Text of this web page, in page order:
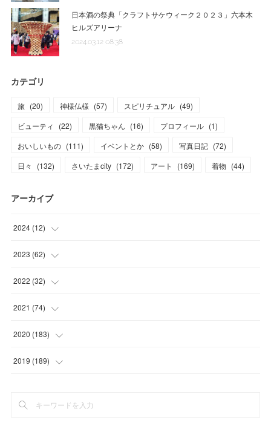
日本酒の祭典「クラフトサケウィーク２０２３」六本木
ヒルズアリーナ
2024.03.12 08:38
カテゴリ
旅 (20) 神様仏様 (57) スピリチュアル (49)
ビューティ
(22) 黒猫ちゃん (16) プロフィール (1)
おいしいもの (111) イベントとか (58) 写真日記 (72)
日々
(132) さいたまcity (172) アート (169) 着物 (44)
アーカイブ
2024 (12)
(1
(1
(3
(3)
2023 (62)
(11 )
(3
(7)
(7)
(3)
2022 (32)
(1
(3)
(8)
(9)
2021 (74)
(17
(7)
(8
2020 (183)
(17
(
2019 (189)
(